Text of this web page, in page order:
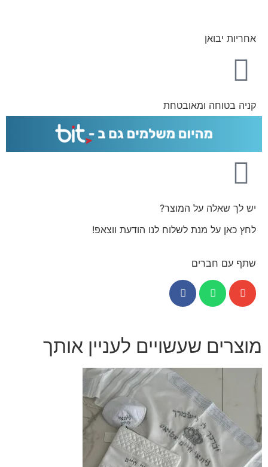
אחריות יבואן
קניה בטוחה ומאובטחת
יש לך שאלה על המוצר?
לחץ כאן על מנת לשלוח לנו הודעת ווצאפ!
שתף עם חברים
מוצרים שעשויים לעניין אותך